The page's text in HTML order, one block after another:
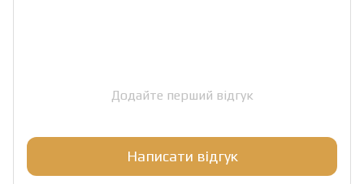
Додайте перший відгук
Написати відгук